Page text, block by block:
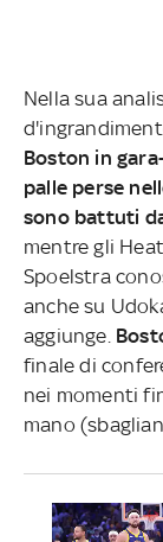
Nella sua
Boston in
palle perse
sono battuti
mentre gli
Spoelstra
anche su
aggiunge.
finale di
nei momenti
mano